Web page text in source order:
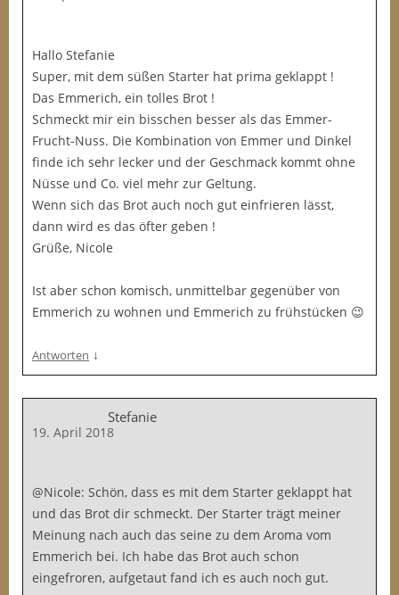
Hallo Stefanie
Super, mit dem süßen Starter hat prima geklappt !
Das Emmerich, ein tolles Brot !
Schmeckt mir ein bisschen besser als das Emmer-
Frucht-Nuss. Die Kombination von Emmer und Dinkel
finde ich sehr lecker und der Geschmack kommt ohne
Nüsse und Co. viel mehr zur Geltung.
Wenn sich das Brot auch noch gut einfrieren lässt,
dann wird es das öfter geben !
Grüße, Nicole
Ist aber schon komisch, unmittelbar gegenüber von
Emmerich zu wohnen und Emmerich zu frühstücken 😉
Antworten ↓
Stefanie
19. April 2018
@Nicole: Schön, dass es mit dem Starter geklappt hat
und das Brot dir schmeckt. Der Starter trägt meiner
Meinung nach auch das seine zu dem Aroma vom
Emmerich bei. Ich habe das Brot auch schon
eingefroren, aufgetaut fand ich es auch noch gut.